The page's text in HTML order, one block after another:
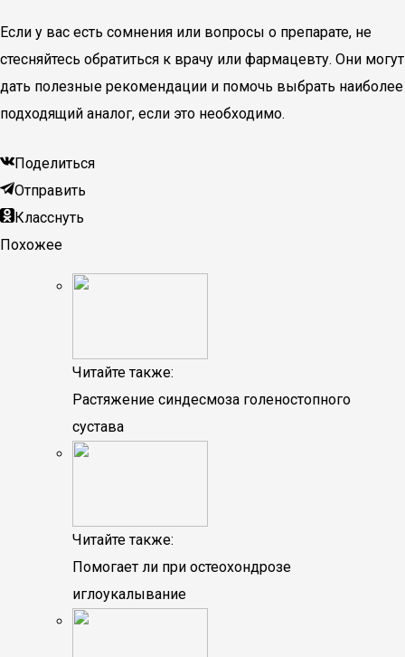
Если у вас есть сомнения или вопросы о препарате, не
стесняйтесь обратиться к врачу или фармацевту. Они могут
дать полезные рекомендации и помочь выбрать наиболее
подходящий аналог, если это необходимо.
Поделиться
Отправить
Класснуть
Похожее
Читайте также:
Растяжение синдесмоза голеностопного
сустава
Читайте также:
Помогает ли при остеохондрозе
иглоукалывание